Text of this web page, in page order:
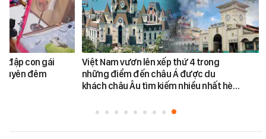
đập con gái
đêm
Việt Nam vươn lên xếp thứ 4 trong
những điểm đến châu Á được du
khách châu Âu tìm kiếm nhiều nhất hè…